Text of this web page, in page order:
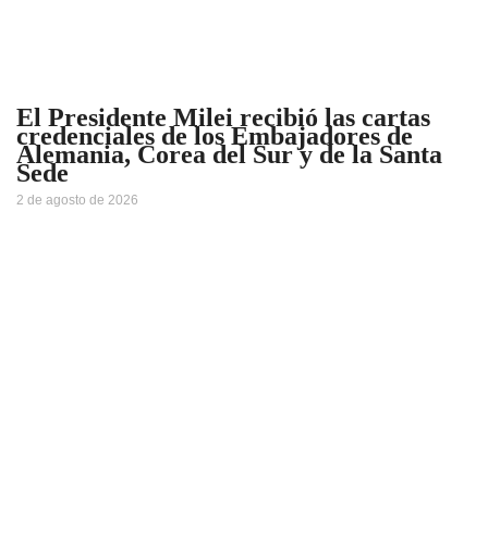
El Presidente Milei recibió las cartas
credenciales de los Embajadores de
Alemania, Corea del Sur y de la Santa
Sede
2 de agosto de 2026